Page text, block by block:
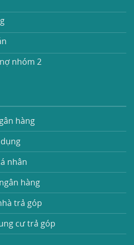
nhóm 2
hàng
nhân
hàng
trả góp
cư trả góp